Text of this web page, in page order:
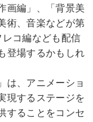
画編」、「背景美
術、音楽などが第
コ編なども配信
登場するかもしれ
は、アニメーショ
現するステージを
することをコンセ